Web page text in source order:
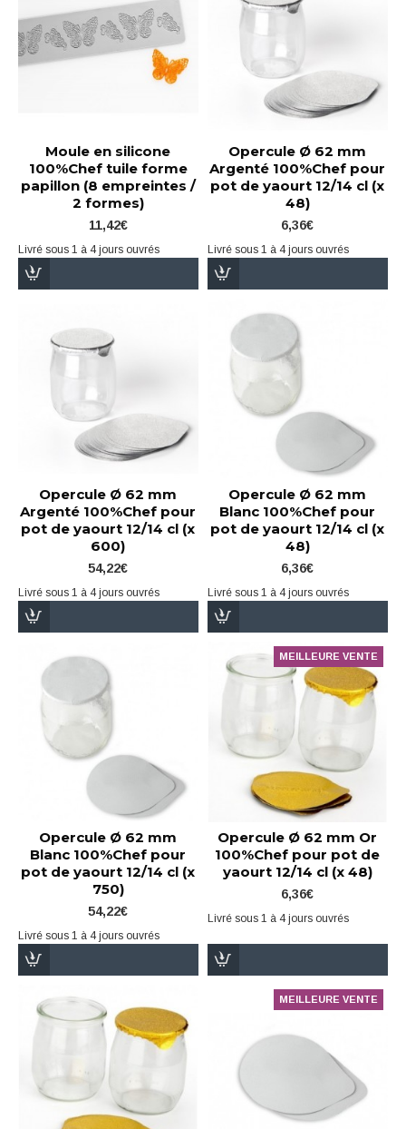
Moule en silicone
100%Chef tuile forme
papillon (8 empreintes /
2 formes)
11,42€
Livré sous 1 à 4 jours ouvrés
Opercule Ø 62 mm
Argenté 100%Chef pour
pot de yaourt 12/14 cl (x
48)
6,36€
Livré sous 1 à 4 jours ouvrés
Opercule Ø 62 mm
Argenté 100%Chef pour
pot de yaourt 12/14 cl (x
600)
54,22€
Livré sous 1 à 4 jours ouvrés
Opercule Ø 62 mm
Blanc 100%Chef pour
pot de yaourt 12/14 cl (x
48)
6,36€
Livré sous 1 à 4 jours ouvrés
Opercule Ø 62 mm
Blanc 100%Chef pour
pot de yaourt 12/14 cl (x
750)
54,22€
Livré sous 1 à 4 jours ouvrés
MEILLEURE VENTE
Opercule Ø 62 mm Or
100%Chef pour pot de
yaourt 12/14 cl (x 48)
6,36€
Livré sous 1 à 4 jours ouvrés
MEILLEURE VENTE